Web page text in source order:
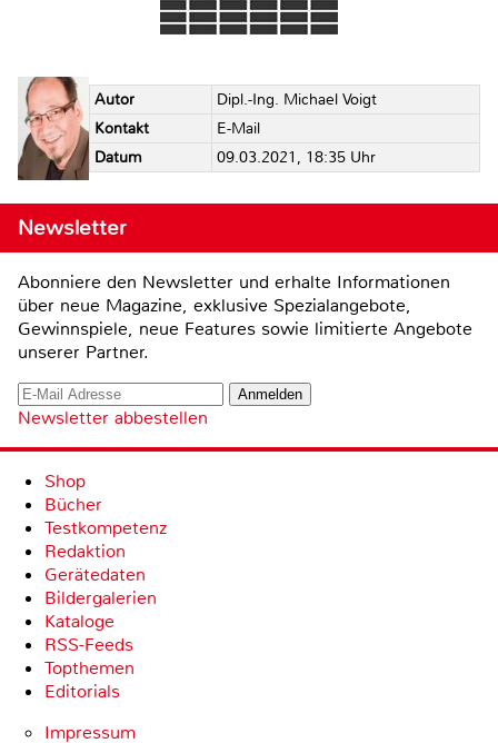
Autor
Dipl.-Ing. Michael Voigt
Kontakt
E-Mail
Datum
09.03.2021, 18:35 Uhr
Newsletter
Abonniere den Newsletter und erhalte Informationen
über neue Magazine, exklusive Spezialangebote,
Gewinnspiele, neue Features sowie limitierte Angebote
unserer Partner.
Newsletter abbestellen
Shop
Bücher
Testkompetenz
Redaktion
Gerätedaten
Bildergalerien
Kataloge
RSS-Feeds
Topthemen
Editorials
Impressum